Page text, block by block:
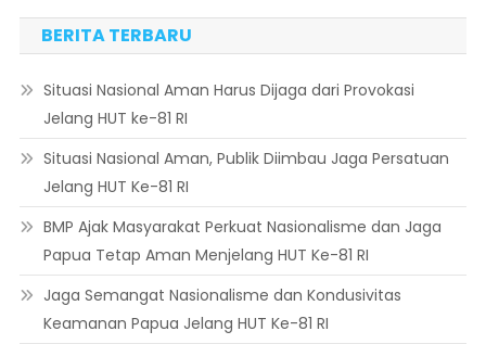
BERITA TERBARU
Situasi Nasional Aman Harus Dijaga dari Provokasi
Jelang HUT ke-81 RI
Situasi Nasional Aman, Publik Diimbau Jaga Persatuan
Jelang HUT Ke-81 RI
BMP Ajak Masyarakat Perkuat Nasionalisme dan Jaga
Papua Tetap Aman Menjelang HUT Ke-81 RI
Jaga Semangat Nasionalisme dan Kondusivitas
Keamanan Papua Jelang HUT Ke-81 RI